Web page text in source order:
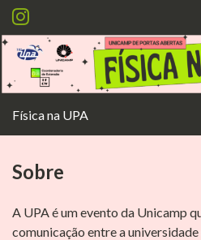
Search for:
Física na UPA
Sobre
A UPA é um evento da Unicamp
comunicação entre a